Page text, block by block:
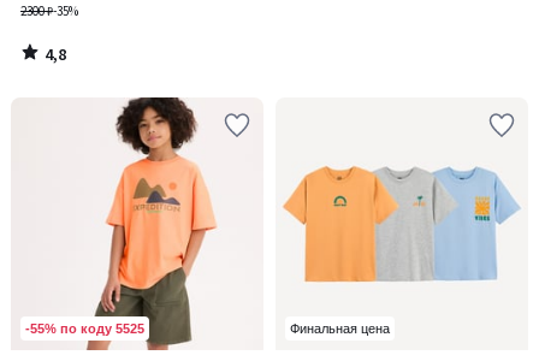
2300 ₽-35%
4,8
/
-55% по коду 5525 Финальная цена